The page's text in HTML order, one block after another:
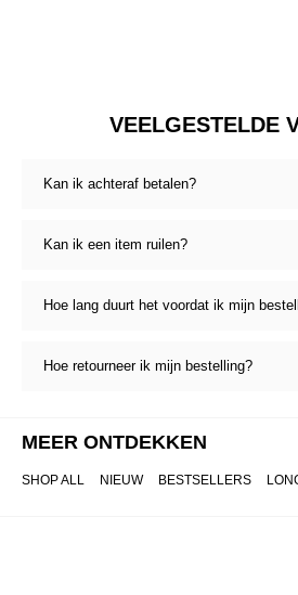
VEELGESTELDE
Kan ik achteraf betalen?
Kan ik een item ruilen?
Hoe lang duurt het voordat ik mijn
Hoe retourneer ik mijn bestelling?
MEER ONTDEKKEN
SHOP ALL NIEUW BESTSELLERS